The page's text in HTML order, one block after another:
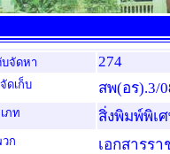
บจัดหา 274
ดเก็บ สพ(อร).3/
ภท สิ่งพิมพ์พิเ
ก เอกสารรา